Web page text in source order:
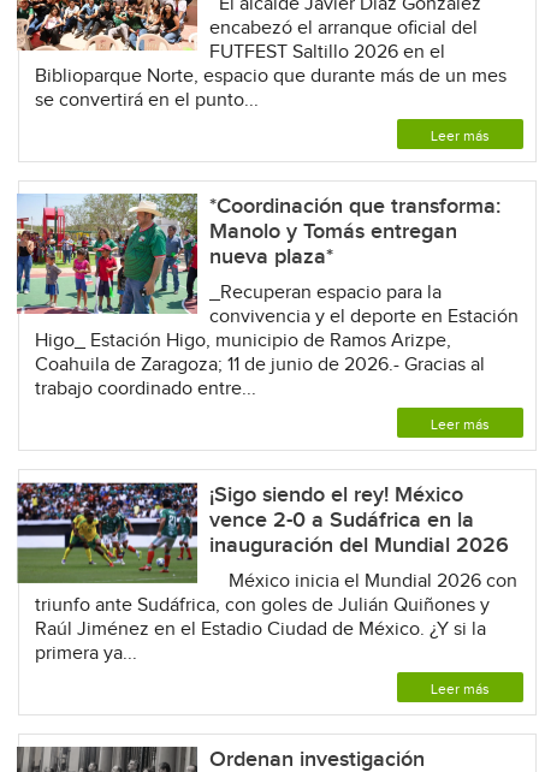
encabezó el arranque oficial del
FUTFEST Saltillo 2026 en el
Biblioparque Norte, espacio que durante más de un mes
se convertirá en el punto...
Leer más
*Coordinación que transforma:
Manolo y Tomás entregan
nueva plaza*
_Recuperan espacio para la
convivencia y el deporte en Estación
Higo_ Estación Higo, municipio de Ramos Arizpe,
Coahuila de Zaragoza; 11 de junio de 2026.- Gracias al
trabajo coordinado entre...
Leer más
¡Sigo siendo el rey! México
vence 2-0 a Sudáfrica en la
inauguración del Mundial 2026
México inicia el Mundial 2026 con
triunfo ante Sudáfrica, con goles de Julián Quiñones y
Raúl Jiménez en el Estadio Ciudad de México. ¿Y si la
primera ya...
Leer más
Ordenan investigación